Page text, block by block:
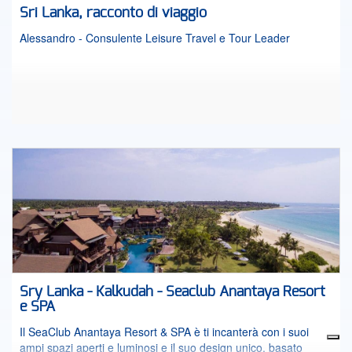
Sri Lanka, racconto di viaggio
Alessandro - Consulente Leisure Travel e Tour Leader
Sry Lanka - Kalkudah - Seaclub Anantaya Resort
e SPA
Il SeaClub Anantaya Resort & SPA è ti incanterà con i suoi
ampi spazi aperti e luminosi e il suo design unico, basato